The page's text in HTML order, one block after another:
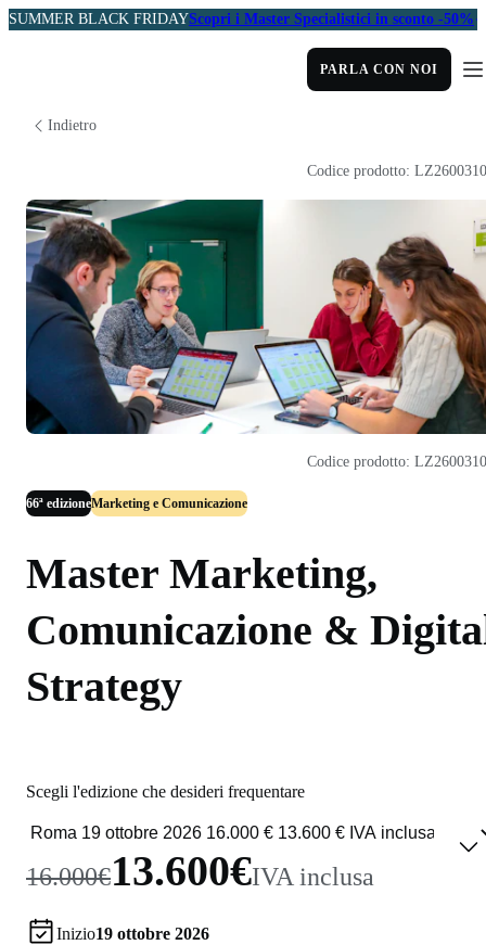
SUMMER BLACK FRIDAYScopri i Master Specialistici in sconto -50%
PARLA CON NOI
Indietro
66ª edizioneMarketing e Comunicazione
Master Marketing,
Comunicazione &
Strategy
Scegli l'edizione che desideri frequentare
16.000€13.600€IVA inclusa
Inizio19 ottobre 2026
Codice prodotto:
Codice prodotto: